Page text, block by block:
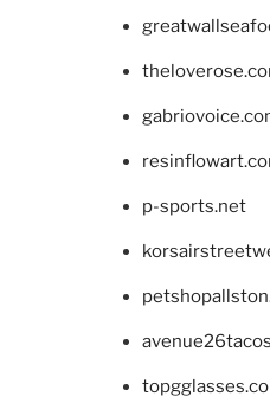
p-sports.net